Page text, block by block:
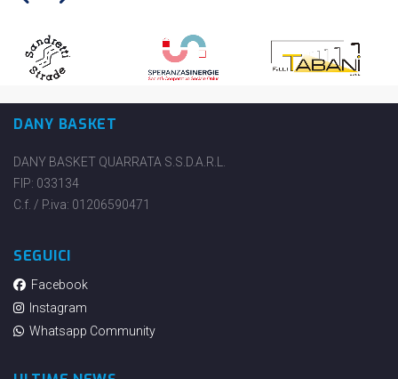
DANY BASKET
DANY BASKET QUARRATA S.S.D.A.R.L.
FIP: 033134
C.f. / P.iva: 01206590471
SEGUICI
Facebook
Instagram
Whatsapp Community